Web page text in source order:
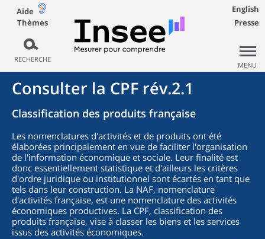
Aide
Thèmes
RECHERCHE
English
Presse
MENU
Consulter la CPF rév.2.1
Classification des produits française
Les nomenclatures d'activités et de produits ont été
élaborées principalement en vue de faciliter l'organisation
de l'information économique et sociale. Leur finalité est
donc essentiellement statistique et d'ailleurs les critères
d'ordre juridique ou institutionnel sont écartés en tant que
tels dans leur construction. La NAF, nomenclature
d'activités française, est une nomenclature des activités
économiques productives. La CPF, classification des
produits française, vise à classer les biens et les services
issus des activités économiques.